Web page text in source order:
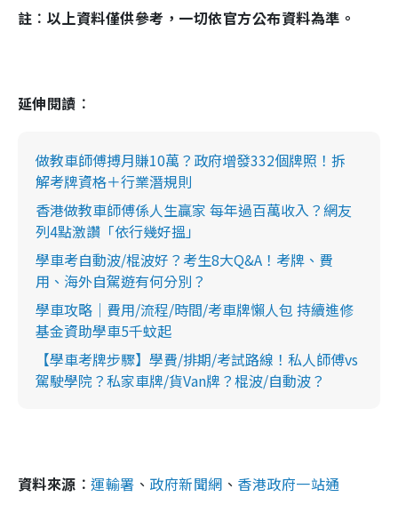
註︰以上資料僅供參考，一切依官方公布資料為準。
延伸閱讀︰
做教車師傅搏月賺10萬？政府增發332個牌照！拆
解考牌資格＋行業潛規則
香港做教車師傅係人生贏家 每年過百萬收入？網友
列4點激讚「依行幾好搵」
學車考自動波/棍波好？考生8大Q&A！考牌、費
用、海外自駕遊有何分別？
學車攻略｜費用/流程/時間/考車牌懶人包 持續進修
基金資助學車5千蚊起
【學車考牌步驟】學費/排期/考試路線！私人師傅vs
駕駛學院？私家車牌/貨Van牌？棍波/自動波？
資料來源︰運輸署 、 政府新聞網 、 香港政府一站通